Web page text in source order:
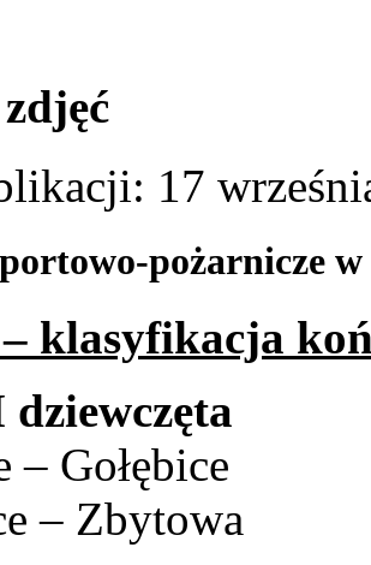
17
pożarnicze
klasyfikacja
– Gołębice
– Zbytowa